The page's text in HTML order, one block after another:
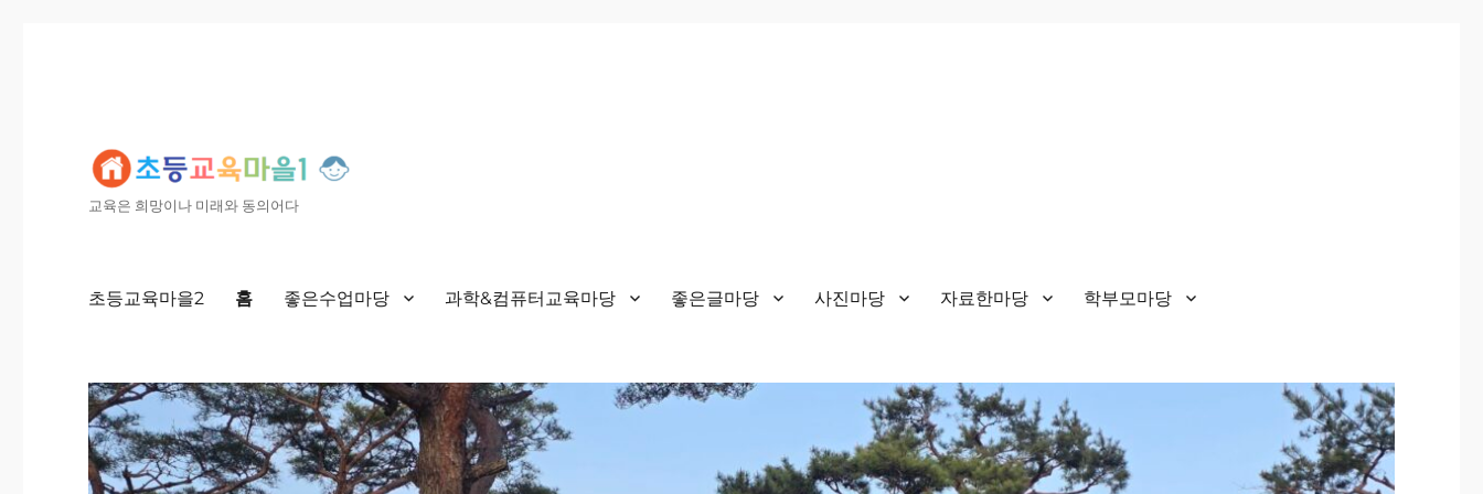
교육은 희망이나 미래와 동의어다
초등교육마을2 홈 좋은수업마당 과학&컴퓨터교육마당 좋은글마당 사진마당 자료한마당 학부모마당